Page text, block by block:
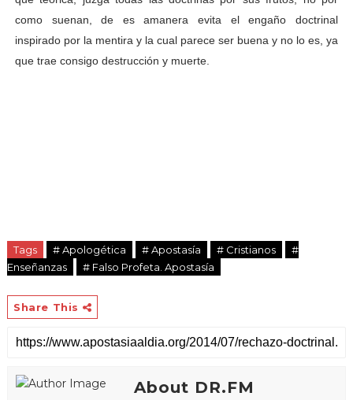
como suenan, de es amanera evita el engaño doctrinal
inspirado por la mentira y la cual parece ser buena y no lo es, ya
que trae consigo destrucción y muerte.
Tags # Apologética # Apostasía # Cristianos
#
Enseñanzas
# Falso Profeta. Apostasía
Share This
About DR.FM